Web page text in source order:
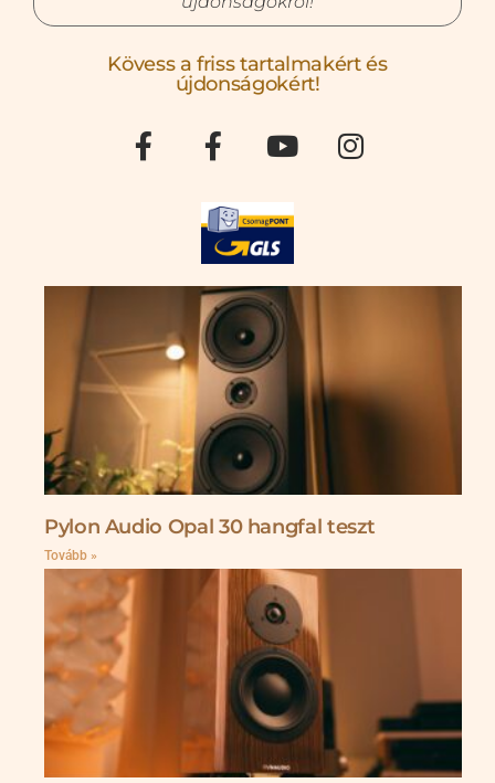
Kövess a friss tartalmakért és
újdonságokért!
Pylon Audio Opal 30 hangfal teszt
Tovább »